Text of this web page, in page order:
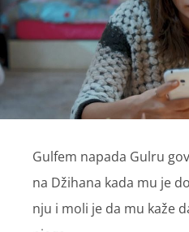
Gulfem napada Gulru
na Džihana kada mu je
nju i moli je da mu kaže